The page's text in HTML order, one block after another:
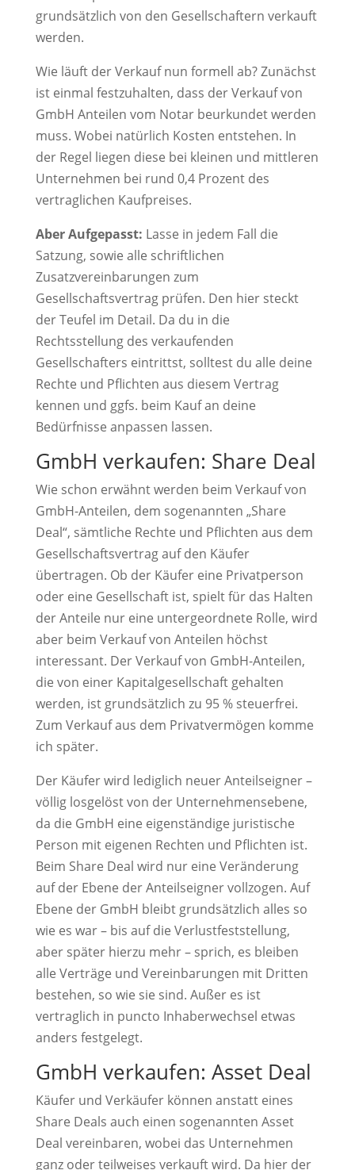
grundsätzlich von den Gesellschaftern verkauft
werden.
Wie läuft der Verkauf nun formell ab? Zunächst
ist einmal festzuhalten, dass der Verkauf von
GmbH Anteilen vom Notar beurkundet werden
muss. Wobei natürlich Kosten entstehen. In
der Regel liegen diese bei kleinen und mittleren
Unternehmen bei rund 0,4 Prozent des
vertraglichen Kaufpreises.
Aber Aufgepasst: Lasse in jedem Fall die
Satzung, sowie alle schriftlichen
Zusatzvereinbarungen zum
Gesellschaftsvertrag prüfen. Den hier steckt
der Teufel im Detail. Da du in die
Rechtsstellung des verkaufenden
Gesellschafters eintrittst, solltest du alle deine
Rechte und Pflichten aus diesem Vertrag
kennen und ggfs. beim Kauf an deine
Bedürfnisse anpassen lassen.
GmbH verkaufen: Share Deal
Wie schon erwähnt werden beim Verkauf von
GmbH-Anteilen, dem sogenannten „Share
Deal“, sämtliche Rechte und Pflichten aus dem
Gesellschaftsvertrag auf den Käufer
übertragen. Ob der Käufer eine Privatperson
oder eine Gesellschaft ist, spielt für das Halten
der Anteile nur eine untergeordnete Rolle, wird
aber beim Verkauf von Anteilen höchst
interessant. Der Verkauf von GmbH-Anteilen,
die von einer Kapitalgesellschaft gehalten
werden, ist grundsätzlich zu 95 % steuerfrei.
Zum Verkauf aus dem Privatvermögen komme
ich später.
Der Käufer wird lediglich neuer Anteilseigner –
völlig losgelöst von der Unternehmensebene,
da die GmbH eine eigenständige juristische
Person mit eigenen Rechten und Pflichten ist.
Beim Share Deal wird nur eine Veränderung
auf der Ebene der Anteilseigner vollzogen. Auf
Ebene der GmbH bleibt grundsätzlich alles so
wie es war – bis auf die Verlustfeststellung,
aber später hierzu mehr – sprich, es bleiben
alle Verträge und Vereinbarungen mit Dritten
bestehen, so wie sie sind. Außer es ist
vertraglich in puncto Inhaberwechsel etwas
anders festgelegt.
GmbH verkaufen: Asset Deal
Käufer und Verkäufer können anstatt eines
Share Deals auch einen sogenannten Asset
Deal vereinbaren, wobei das Unternehmen
ganz oder teilweises verkauft wird. Da hier der